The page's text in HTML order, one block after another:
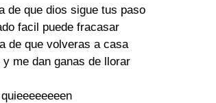
de que dios sigue tus paso
facil puede fracasar
de que volveras a casa
me dan ganas de llorar